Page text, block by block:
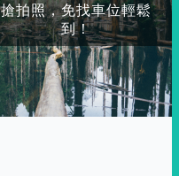
搶拍照，免找車位輕鬆
到！